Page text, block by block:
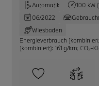
Automatik 100 kW
06/2022
Wiesbaden
Energieverbrauch
(kombiniert): 161 g/km; CO2-